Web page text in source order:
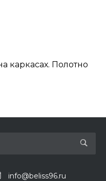
каркасах. Полотно
info@beliss96.ru